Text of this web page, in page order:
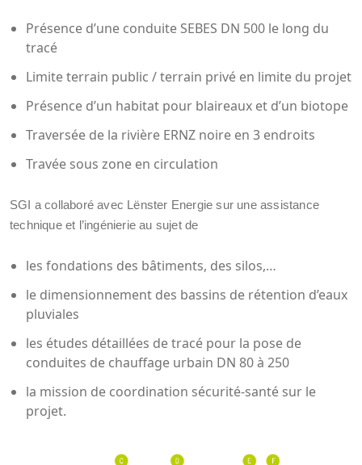
Présence d’une conduite SEBES DN 500 le long du
tracé
Limite terrain public / terrain privé en limite du projet
Présence d’un habitat pour blaireaux et d’un biotope
Traversée de la rivière ERNZ noire en 3 endroits
Travée sous zone en circulation
SGI a collaboré avec Lënster Energie sur une assistance
technique et l’ingénierie au sujet de
les fondations des bâtiments, des silos,…
le dimensionnement des bassins de rétention d’eaux
pluviales
les études détaillées de tracé pour la pose de
conduites de chauffage urbain DN 80 à 250
la mission de coordination sécurité-santé sur le
projet.